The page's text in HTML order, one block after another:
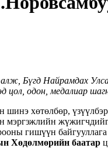
Бүгд Найрамдах
цол, одон, медалиар
хөтөлбөр,
мэргэжлийн
гишүүн
Хөдөлмөрийн баатар